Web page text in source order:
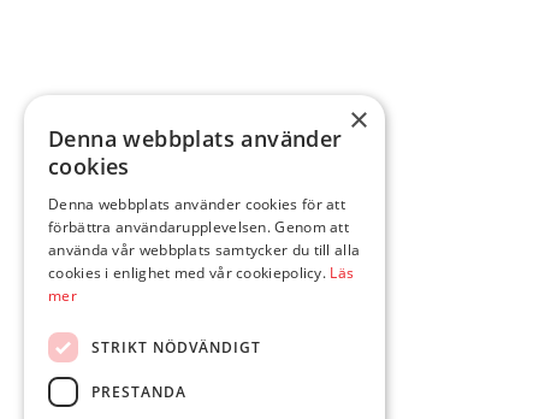
×
Denna webbplats använder
cookies
Denna webbplats använder cookies för att
förbättra användarupplevelsen. Genom att
använda vår webbplats samtycker du till alla
cookies i enlighet med vår cookiepolicy. Läs
mer
STRIKT NÖDVÄNDIGT
PRESTANDA